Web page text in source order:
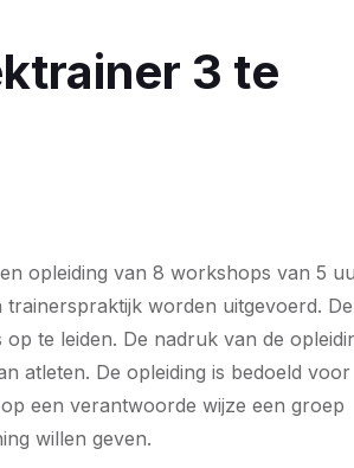
3 te
opleiding van 8 workshops van 5
worden uitgevoerd. De
te leiden. De nadruk van de
atleten. De opleiding is bedoeld voor
een verantwoorde wijze een groep
willen geven.